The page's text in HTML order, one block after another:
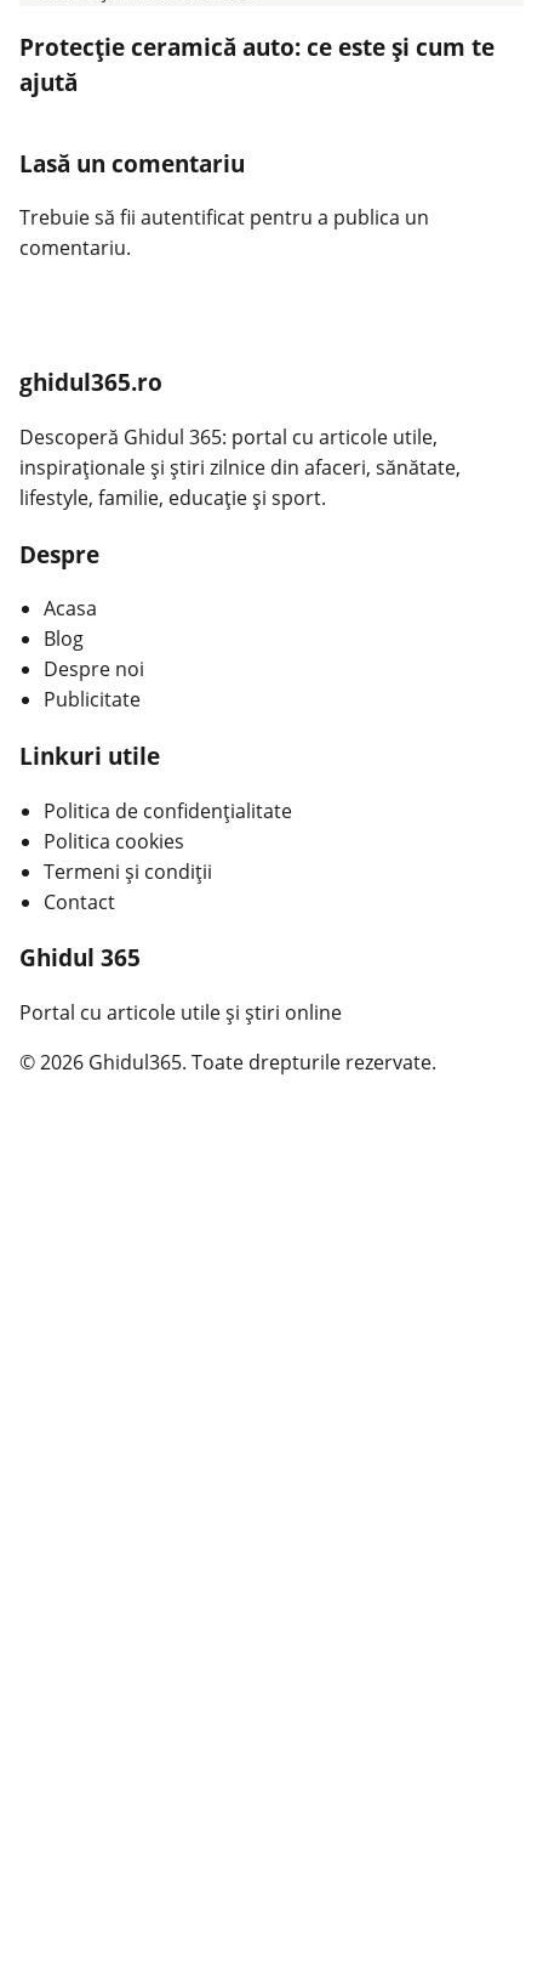
Protecție ceramică auto: ce este și cum te
ajută
Lasă un comentariu
Trebuie să fii autentificat pentru a publica un
comentariu.
ghidul365.ro
Descoperă Ghidul 365: portal cu articole utile,
inspiraționale și știri zilnice din afaceri, sănătate,
lifestyle, familie, educație și sport.
Despre
Acasa
Blog
Despre noi
Publicitate
Linkuri utile
Politica de confidențialitate
Politica cookies
Termeni și condiții
Contact
Ghidul 365
Portal cu articole utile și știri online
© 2026 Ghidul365. Toate drepturile rezervate.